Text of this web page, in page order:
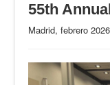
55th
Madrid, febrero